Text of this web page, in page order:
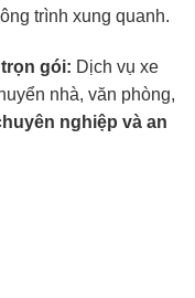
trình xung quanh.
gói: Dịch vụ xe
nhà, văn phòng,
nghiệp và an